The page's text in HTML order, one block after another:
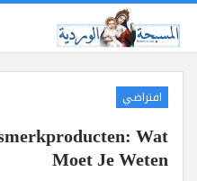
افتراضي
Wat
Moet Je Weten